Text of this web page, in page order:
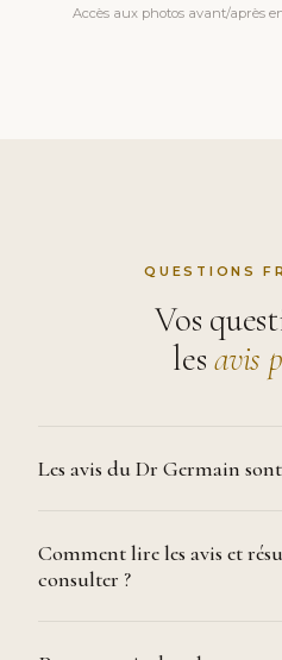
Accès aux photos avant/après
QUESTIONS
Vos
lesavis
Les avis du Dr Germain
Comment lire les avis et
consulter ?